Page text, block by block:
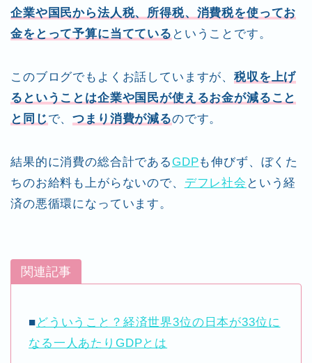
企業や国民から法人税、所得税、消費税を使ってお
金をとって予算に当てている ということです。
このブログでもよくお話していますが、税収を上げ
るということは企業や国民が使えるお金が減ること
と同じで、つまり消費が減るのです。
結果的に消費の総合計であるGDPも伸びず、ぼくた
ちのお給料も上がらないので、 デフレ社会 という経
済の悪循環になっています。
関連記事
■どういうこと？経済世界3位の日本が33位に
なる一人あたりGDPとは